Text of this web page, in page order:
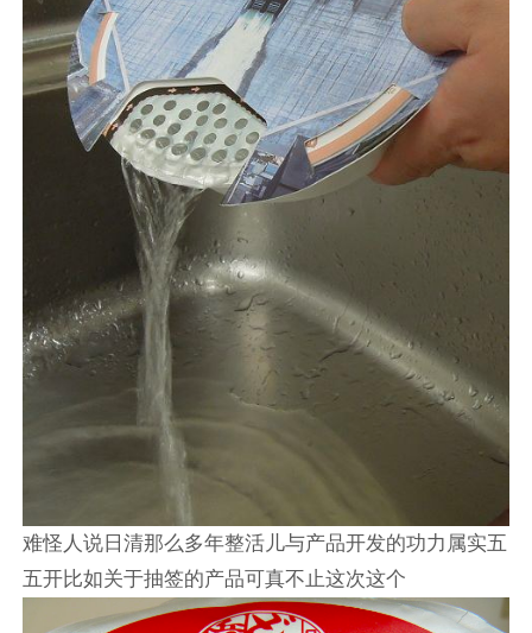
难怪人说日清那么多年整活儿与产品开发的功力属实五
五开比如关于抽签的产品可真不止这次这个